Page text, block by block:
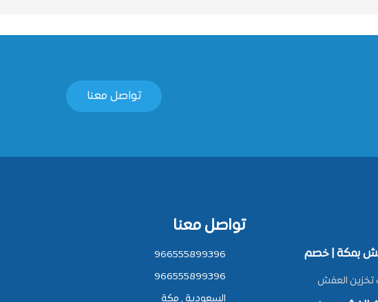
تواصل معنا
بمكة | خصم
تخزين العفش
تواصل معنا
966555899396
966555899396
السعودية , مكة